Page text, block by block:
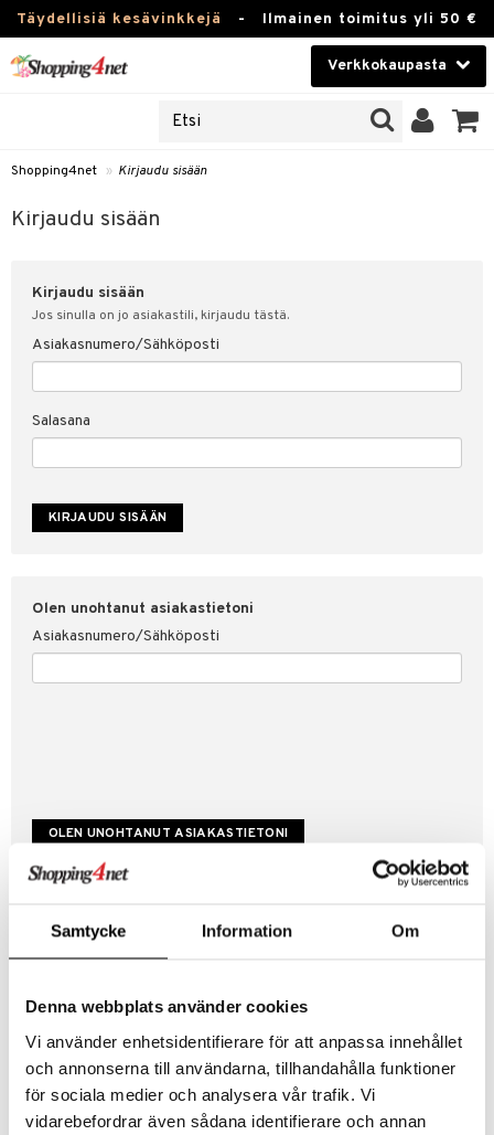
Samtycke Information Om
Denna webbplats använder cookies
Vi använder enhetsidentifierare för att anpassa innehållet
och annonserna till användarna, tillhandahålla funktioner
för sociala medier och analysera vår trafik. Vi
vidarebefordrar även sådana identifierare och annan
Täydellisiä kesävinkkejä - Ilmainen toimitus yli 50 €
Verkkokaupasta
Piilolinssit
Luontaistuotteet
Fitness
Koti & Sisustus
Lelut, Lapsi & Vauva
Tuotemerkkejä
Shopping4net » Kirjaudu sisään
Kirjaudu sisään
Kirjaudu sisään
Jos sinulla on jo asiakastili, kirjaudu tästä.
Asiakasnumero/Sähköposti
Salasana
Olen unohtanut asiakastietoni
Asiakasnumero/Sähköposti
Luo uusi asiakas
Hyviä tarjouksia
Kestotilaus
Arvostele tuotteita
Toivelistat
sisään
& vastauksia
myyntiehdot
suojaus